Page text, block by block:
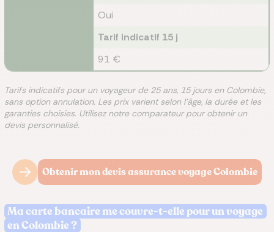
Oui
Tarif indicatif 15 j
91 €
Tarifs indicatifs pour un voyageur de 25 ans, 15 jours en Colombie,
sans option annulation. Les prix varient selon l'âge, la durée et les
garanties choisies. Utilisez notre comparateur pour obtenir un
devis personnalisé.
Obtenir mon devis assurance voyage Colombie
Ma carte bancaire me couvre-t-elle pour un voyage
en Colombie ?